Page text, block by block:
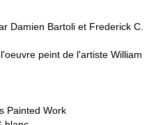
Damien Bartoli et Frederick C.
peint de l'artiste William
Painted Work